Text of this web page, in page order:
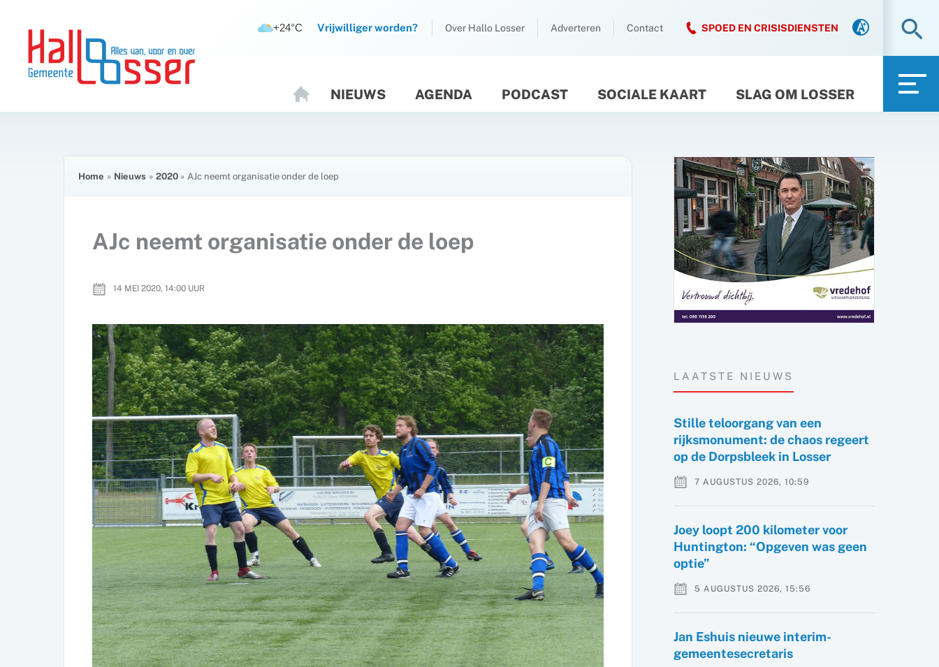
inhoud
inhoud
+24°C Vrijwilliger worden? Over Hallo Losser Adverteren Contact SPOED EN CRISISDIENSTEN
O
M
NIEUWS AGENDA PODCAST SOCIALE KAART SLAG OM LOSSER
Home Nieuws 2020 AJc neemt organisatie onder de loep
AJc neemt organisatie onder de loep
14 MEI 2020, 14:00 UUR
LAATSTE NIEUWS
Stille teloorgang van een
rijksmonument: de chaos regeert
op de Dorpsbleek in Losser
7 AUGUSTUS 2026, 10:59
Joey loopt 200 kilometer voor
Huntington: “Opgeven was geen
optie”
5 AUGUSTUS 2026, 15:56
Jan Eshuis nieuwe interim-
gemeentesecretaris